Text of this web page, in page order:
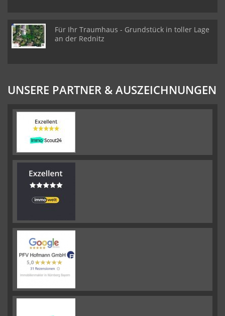
Für Ihr Traumhaus - Grundstück in toller Lage
an der Rednitz
UNSERE PARTNER & AUSZEICHNUNGEN